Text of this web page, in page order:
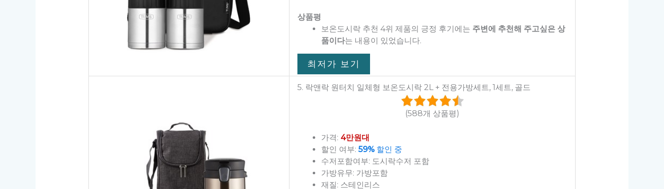
상품평
보온도시락 추천 4위 제품의 긍정 후기에는 주변에 추천해 주고싶은 상
품이다는 내용이 있었습니다.
최저가 보기
5. 락앤락 원터치 일체형 보온도시락 2L + 전용가방세트, 1세트, 골드
(588개 상품평)
가격: 4만원대
할인 여부: 59%할인 중
수저포함여부: 도시락수저 포함
가방유무: 가방포함
재질: 스테인리스